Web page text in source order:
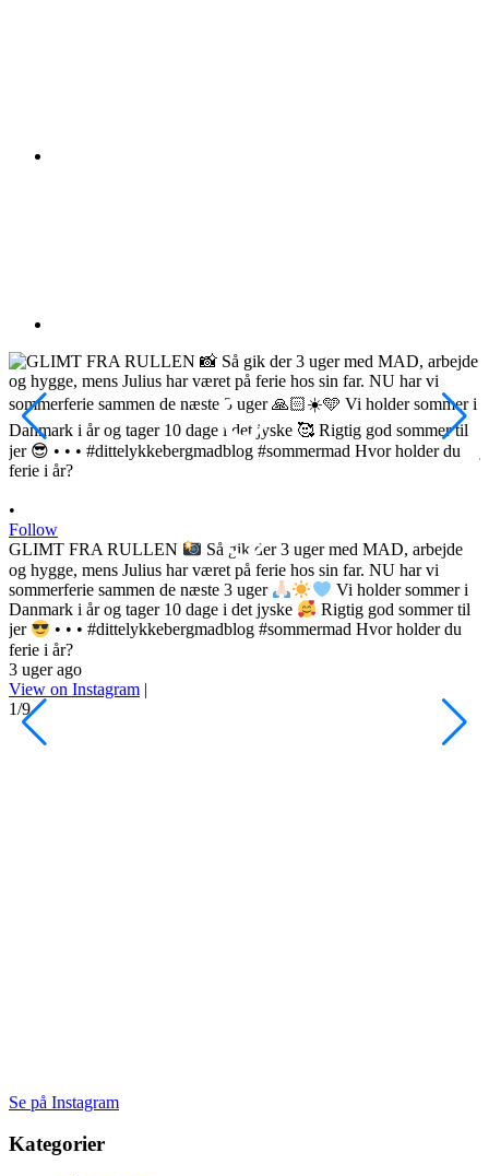
•
Follow
GLIMT FRA RULLEN
Så gik der 3 uger med MAD, arbejde
og hygge, mens Julius har været på ferie hos sin far. NU har vi
sommerferie sammen de næste 3 uger
Vi holder sommer i
Danmark i år og tager 10 dage i det jyske
Rigtig god sommer til
jer
• • • #dittelykkebergmadblog #sommermad Hvor holder du
ferie i år?
3 uger ago
View on Instagram |
1/9
Se på Instagram
Kategorier